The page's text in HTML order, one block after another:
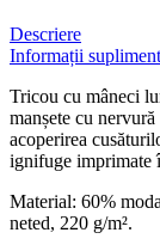
Descriere
Informații
Tricou cu mâneci
manșete cu
acoperirea
ignifuge imprimate
Material: 60%
neted, 220 g/m².